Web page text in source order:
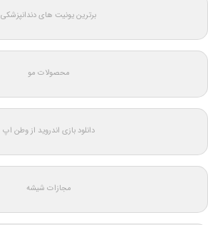
برترین یونیت های دندانپزشکی
محصولات مو
دانلود بازی اندروید از وطن اپ
مجازات شیشه